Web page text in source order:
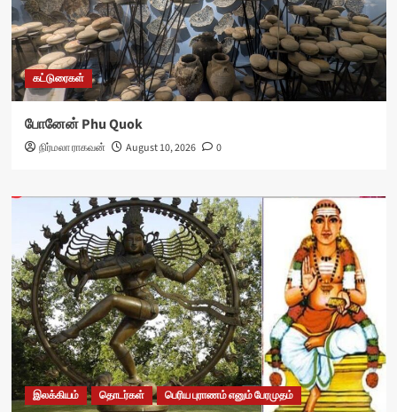
கட்டுரைகள்
போனேன் Phu Quok
நிர்மலா ராகவன் August 10, 2026 0
இலக்கியம் தொடர்கள் பெரிய புராணம் எனும் பேரமுதம்